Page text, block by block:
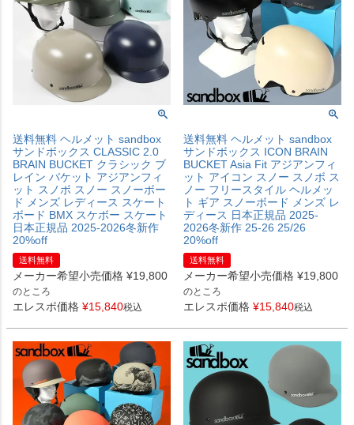
送料無料 ヘルメット sandbox
サンドボックス CLASSIC 2.0
BRAIN BUCKET クラシック ブ
レイン バケット アジアンフィ
ット スノボ スノー スノーボー
ド メンズ レディース スケート
ボード BMX スケボー スケート
日本正規品 2025-2026冬新作
20%off
送料無料
メーカー希望小売価格 ¥19,800
のところ
エレスポ価格 ¥15,840税込
送料無料 ヘルメット sandbox
サンドボックス ICON BRAIN
BUCKET Asia Fit アジアンフィ
ット アイコン スノー スノボ ス
ノー フリースタイル ヘルメッ
ト ギア スノーボード メンズ レ
ディース 日本正規品 2025-
2026冬新作 25-26 25/26
20%off
送料無料
メーカー希望小売価格 ¥19,800
のところ
エレスポ価格 ¥15,840税込